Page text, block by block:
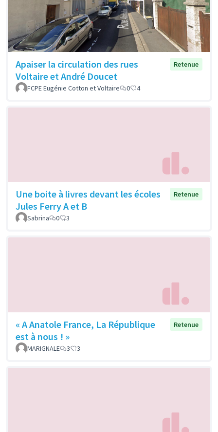
Apaiser la circulation des rues
Voltaire et André Doucet
Retenue
FCPE Eugénie Cotton et Voltaire 0 4
Une boite à livres devant les écoles
Jules Ferry A et B
Retenue
Sabrina 0 3
« A Anatole France, La République
est à nous ! »
Retenue
MARIGNALE 3 3